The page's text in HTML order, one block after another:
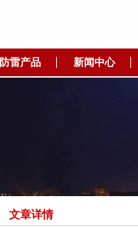
防雷产品 新闻中心
文章详情